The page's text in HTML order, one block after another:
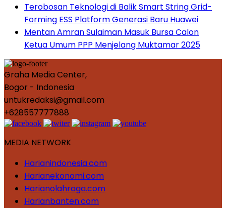
Terobosan Teknologi di Balik Smart String Grid-
Forming ESS Platform Generasi Baru Huawei
Mentan Amran Sulaiman Masuk Bursa Calon
Ketua Umum PPP Menjelang Muktamar 2025
Graha Media Center,
Bogor - Indonesia
untukredaksi@gmail.com
+628557777888
MEDIA NETWORK
Harianindonesia.com
Harianekonomi.com
Harianolahraga.com
Harianbanten.com